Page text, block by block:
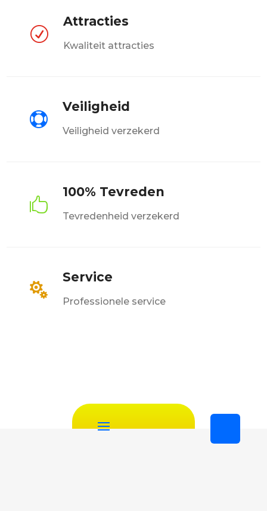
R
Attracties
Kwaliteit attracties

Veiligheid
Veiligheid verzekerd

100% Tevreden
Tevredenheid verzekerd

Service
Professionele service